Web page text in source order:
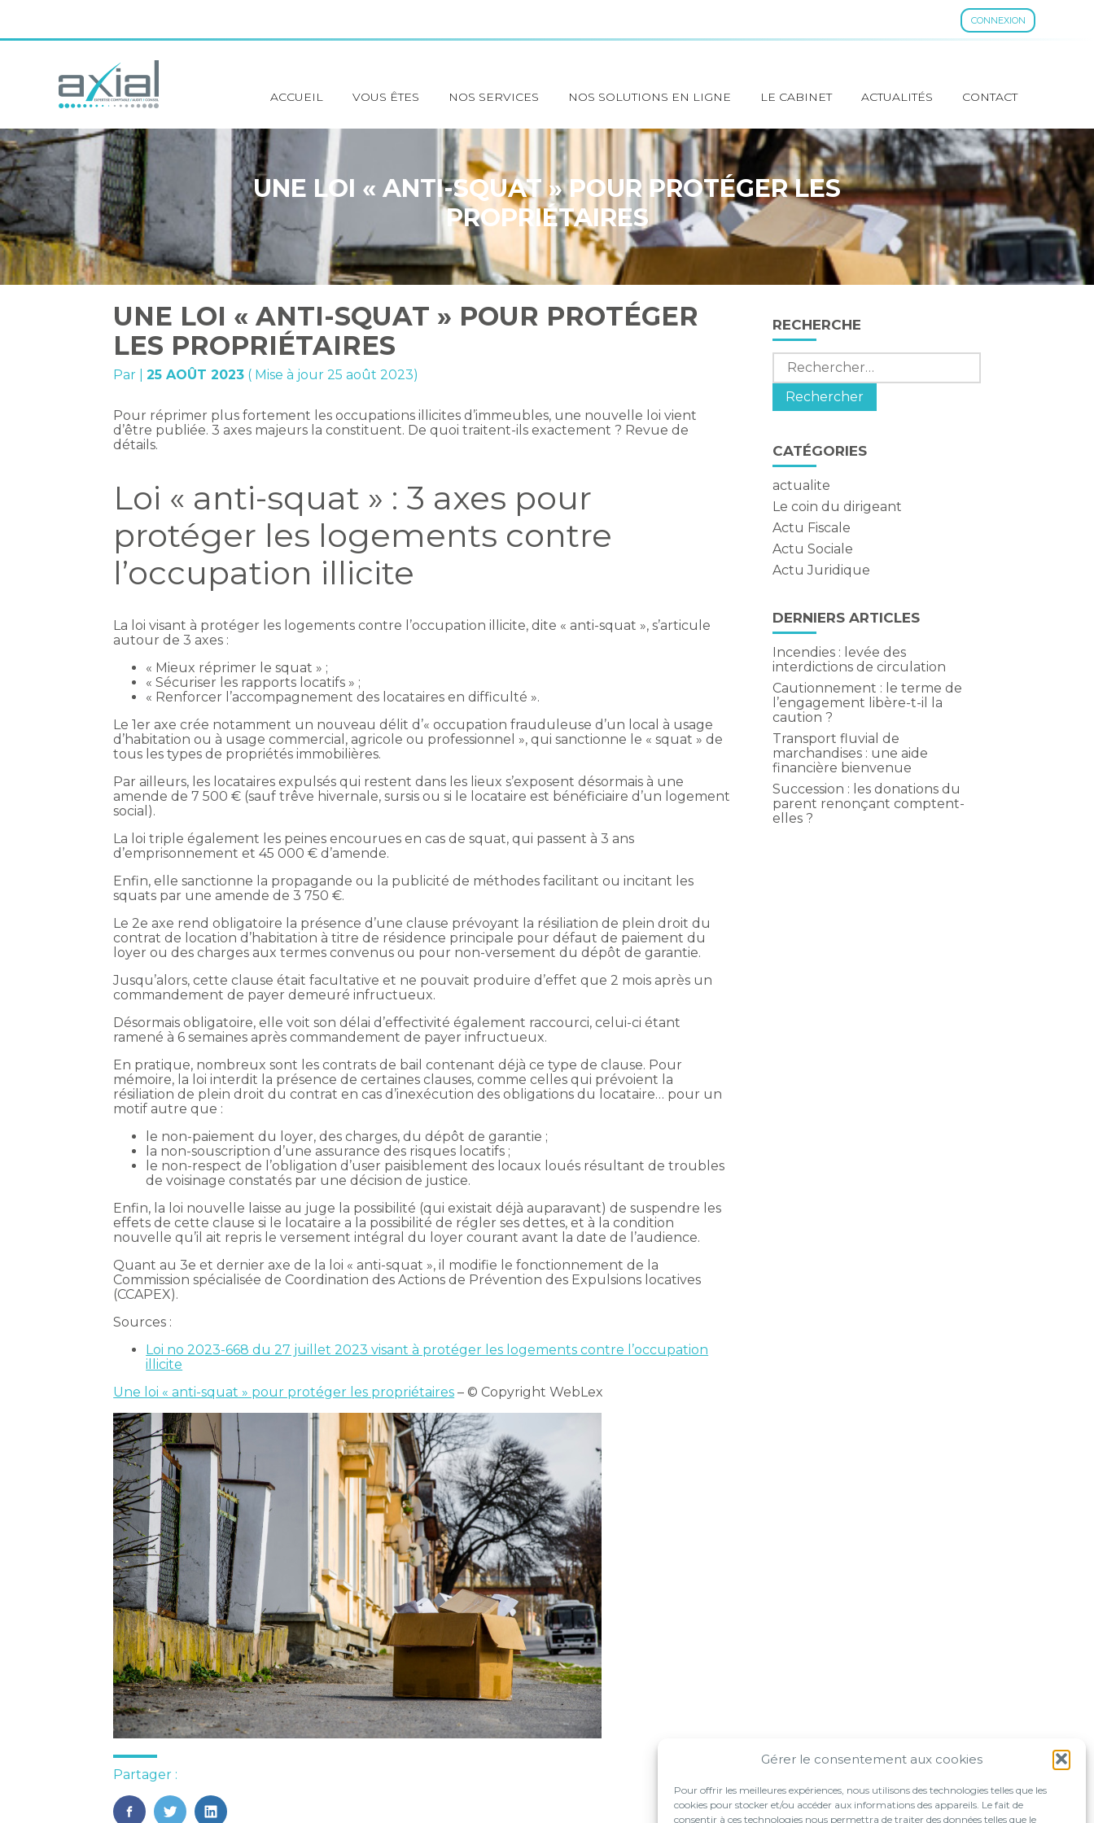
Gérer le consentement aux cookies
Pour offrir les meilleures expériences, nous utilisons des technologies telles que les
cookies pour stocker et/ou accéder aux informations des appareils. Le fait de
consentir à ces technologies nous permettra de traiter des données telles que le
CONNEXION
au
contenu
Principal
ACCUEIL VOUS ÊTES NOS SERVICES NOS SOLUTIONS EN LIGNE LE CABINET ACTUALITÉS CONTACT
UNE LOI « ANTI-SQUAT » POUR PROTÉGER LES
PROPRIÉTAIRES
UNE LOI « ANTI-SQUAT » POUR PROTÉGER
LES PROPRIÉTAIRES
Par |25 AOÛT 2023 ( Mise à jour 25 août 2023)
Pour réprimer plus fortement les occupations illicites d’immeubles, une nouvelle loi vient
d’être publiée. 3 axes majeurs la constituent. De quoi traitent-ils exactement ? Revue de
détails.
Loi « anti-squat » : 3 axes pour
protéger les logements contre
l’occupation illicite
La loi visant à protéger les logements contre l’occupation illicite, dite « anti-squat », s’articule
autour de 3 axes :
« Mieux réprimer le squat » ;
« Sécuriser les rapports locatifs » ;
« Renforcer l’accompagnement des locataires en difficulté ».
Le 1er axe crée notamment un nouveau délit d’« occupation frauduleuse d’un local à usage
d’habitation ou à usage commercial, agricole ou professionnel », qui sanctionne le « squat » de
tous les types de propriétés immobilières.
Par ailleurs, les locataires expulsés qui restent dans les lieux s’exposent désormais à une
amende de 7 500 € (sauf trêve hivernale, sursis ou si le locataire est bénéficiaire d’un logement
social).
La loi triple également les peines encourues en cas de squat, qui passent à 3 ans
d’emprisonnement et 45 000 € d’amende.
Enfin, elle sanctionne la propagande ou la publicité de méthodes facilitant ou incitant les
squats par une amende de 3 750 €.
Le 2e axe rend obligatoire la présence d’une clause prévoyant la résiliation de plein droit du
contrat de location d’habitation à titre de résidence principale pour défaut de paiement du
loyer ou des charges aux termes convenus ou pour non-versement du dépôt de garantie.
Jusqu’alors, cette clause était facultative et ne pouvait produire d’effet que 2 mois après un
commandement de payer demeuré infructueux.
Désormais obligatoire, elle voit son délai d’effectivité également raccourci, celui-ci étant
ramené à 6 semaines après commandement de payer infructueux.
En pratique, nombreux sont les contrats de bail contenant déjà ce type de clause. Pour
mémoire, la loi interdit la présence de certaines clauses, comme celles qui prévoient la
résiliation de plein droit du contrat en cas d’inexécution des obligations du locataire… pour un
motif autre que :
le non-paiement du loyer, des charges, du dépôt de garantie ;
la non-souscription d’une assurance des risques locatifs ;
le non-respect de l’obligation d’user paisiblement des locaux loués résultant de troubles
de voisinage constatés par une décision de justice.
Enfin, la loi nouvelle laisse au juge la possibilité (qui existait déjà auparavant) de suspendre les
effets de cette clause si le locataire a la possibilité de régler ses dettes, et à la condition
nouvelle qu’il ait repris le versement intégral du loyer courant avant la date de l’audience.
Quant au 3e et dernier axe de la loi « anti-squat », il modifie le fonctionnement de la
Commission spécialisée de Coordination des Actions de Prévention des Expulsions locatives
(CCAPEX).
Sources :
Loi no 2023-668 du 27 juillet 2023 visant à protéger les logements contre l’occupation
illicite
Une loi « anti-squat » pour protéger les propriétaires – © Copyright WebLex
Partager :
Blog
sidebar
RECHERCHE
Rechercher :
CATÉGORIES
actualite
Le coin du dirigeant
Actu Fiscale
Actu Sociale
Actu Juridique
DERNIERS ARTICLES
Incendies : levée des
interdictions de circulation
Cautionnement : le terme de
l’engagement libère-t-il la
caution ?
Transport fluvial de
marchandises : une aide
financière bienvenue
Succession : les donations du
parent renonçant comptent-
elles ?